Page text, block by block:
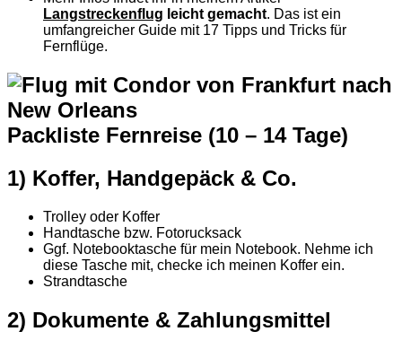
Langstreckenflug leicht gemacht. Das ist ein
umfangreicher Guide mit 17 Tipps und Tricks für
Fernflüge.
Packliste Fernreise (10 – 14 Tage)
1) Koffer, Handgepäck & Co.
Trolley oder Koffer
Handtasche bzw. Fotorucksack
Ggf. Notebooktasche für mein Notebook. Nehme ich
diese Tasche mit, checke ich meinen Koffer ein.
Strandtasche
2) Dokumente & Zahlungsmittel